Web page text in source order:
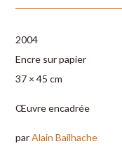
2004
Encre sur papier
37 × 45 cm
Œuvre encadrée
parAlain Bailhache